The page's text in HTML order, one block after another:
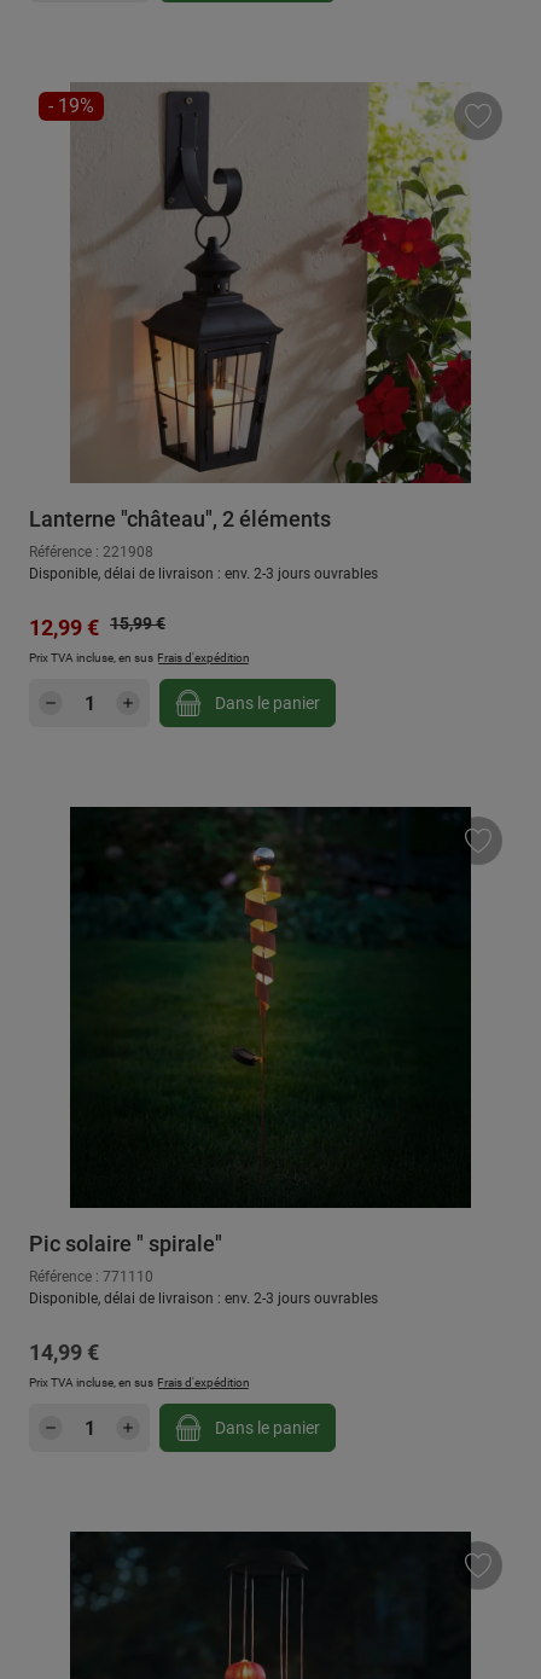
RÉDUCTION
- 19%
Lanterne "château", 2 éléments
Référence : 221908
Disponible, délai de livraison : env. 2-3 jours ouvrables
Prix de vente :
12,99 € Prix régulier :
15,99 €
Prix TVA incluse, en sus Frais d'expédition
Quantité de produit : Entrez la quantité
Dans le panier
Pic solaire " spirale"
Référence : 771110
Disponible, délai de livraison : env. 2-3 jours ouvrables
Prix régulier :
14,99 €
Prix TVA incluse, en sus Frais d'expédition
Quantité de produit : Entrez la quantité
Dans le panier